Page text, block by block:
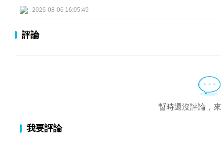
2026-08-06 16:05:49
評論
暫時還沒評論，
我要評論